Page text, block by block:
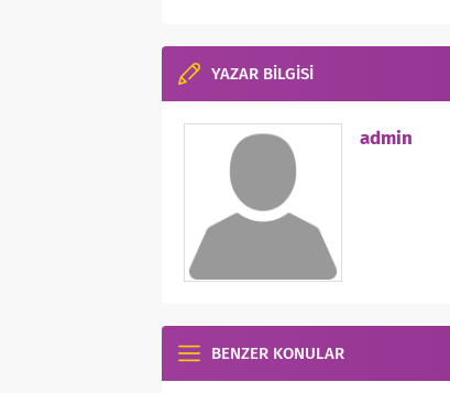
YAZAR BİLGİSİ
admin
BENZER KONULAR